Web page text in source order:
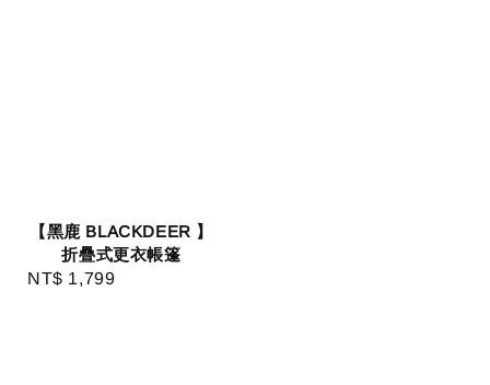
【黑鹿 BLACKDEER 】
折疊式更衣帳篷
Regular
NT$ 1,799